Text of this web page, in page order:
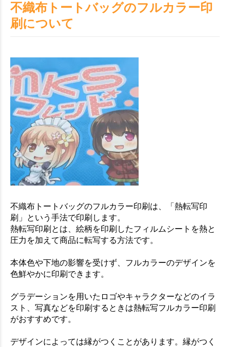
不織布トートバッグのフルカラー印
刷について
不織布トートバッグのフルカラー印刷は、「熱転写印
刷」という手法で印刷します。
熱転写印刷とは、絵柄を印刷したフィルムシートを熱と
圧力を加えて商品に転写する方法です。
本体色や下地の影響を受けず、フルカラーのデザインを
色鮮やかに印刷できます。
グラデーションを用いたロゴやキャラクターなどのイラ
スト、写真などを印刷するときは熱転写フルカラー印刷
がおすすめです。
デザインによっては縁がつくことがあります。縁がつく